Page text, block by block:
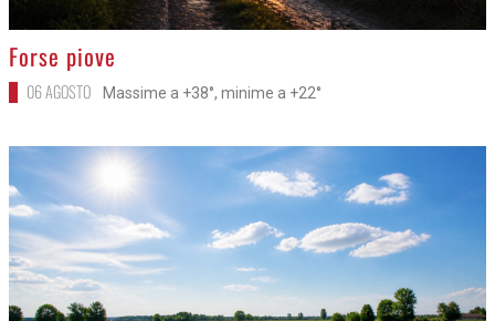
>
Forse piove
06 AGOSTO Massime a +38°, minime a +22°